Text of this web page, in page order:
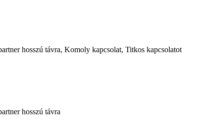
hosszú távra, Komoly kapcsolat, Titkos kapcsolatot
hosszú távra